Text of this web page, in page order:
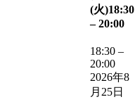
(火)18:30
– 20:00
18:30 –
20:00
2026年8
月25日